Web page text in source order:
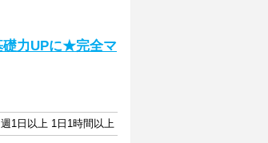
礎力UPに★完全マ
週1日以上 1日1時間以上